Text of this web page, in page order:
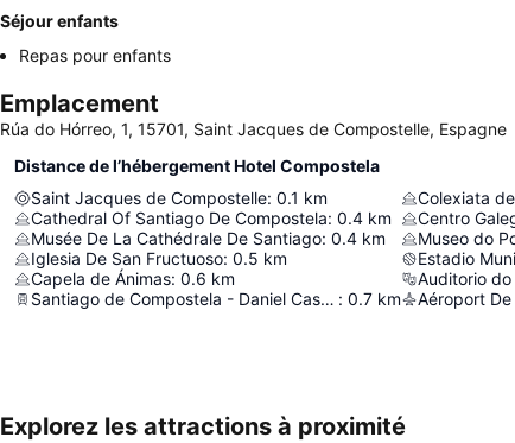
Séjour enfants
Repas pour enfants
Emplacement
Rúa do Hórreo, 1, 15701, Saint Jacques de Compostelle, Espagne
Distance de l’hébergement Hotel Compostela
Saint Jacques de Compostelle: 0.1 km
Cathedral Of Santiago De Compostela: 0.4 km
Musée De La Cathédrale De Santiago: 0.4 km
Iglesia De San Fructuoso: 0.5 km
Capela de Ánimas: 0.6 km
Santiago de Compostela - Daniel Castelao : 0.7 km
Colexiata
Centro
Museo do
Auditorio
Explorez les attractions à proximité